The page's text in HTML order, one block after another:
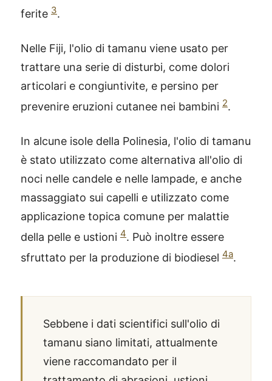
ferite 3.
Nelle Fiji, l'olio di tamanu viene usato per
trattare una serie di disturbi, come dolori
articolari e congiuntivite, e persino per
prevenire eruzioni cutanee nei bambini 2.
In alcune isole della Polinesia, l'olio di tamanu
è stato utilizzato come alternativa all'olio di
noci nelle candele e nelle lampade, e anche
massaggiato sui capelli e utilizzato come
applicazione topica comune per malattie
della pelle e ustioni 4. Può inoltre essere
sfruttato per la produzione di biodiesel 4a.
Sebbene i dati scientifici sull'olio di
tamanu siano limitati, attualmente
viene raccomandato per il